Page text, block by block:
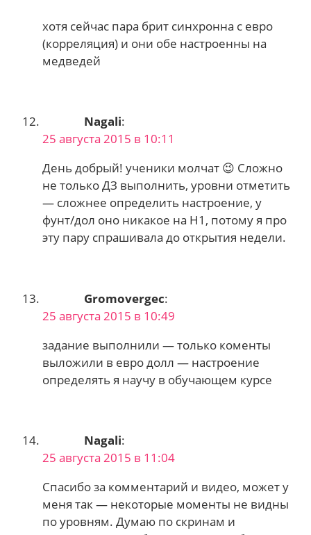
хотя сейчас пара брит синхронна с евро
(корреляция) и они обе настроенны на
медведей
Nagali:
25 августа 2015 в 10:11
День добрый! ученики молчат 😉 Сложно
не только ДЗ выполнить, уровни отметить
— сложнее определить настроение, у
фунт/дол оно никакое на Н1, потому я про
эту пару спрашивала до открытия недели.
Gromovergec:
25 августа 2015 в 10:49
задание выполнили — только коменты
выложили в евро долл — настроение
определять я научу в обучающем курсе
Nagali:
25 августа 2015 в 11:04
Спасибо за комментарий и видео, может у
меня так — некоторые моменты не видны
по уровням. Думаю по скринам и